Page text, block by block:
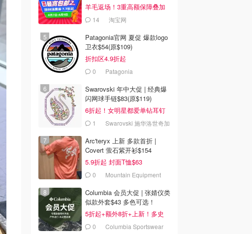
羊毛返场！3重高额保障叠加
14 淘宝网
Patagonia官网 夏促 爆款logo
卫衣$54(原$109)
折扣区4.9折起
0 Patagonia
Swarovski 年中大促 | 经典爆
闪网球手链$83(原$119)
6折起！女明星都爱单钻耳钉
$551
Swarovski 施华洛世奇加
Arc'teryx 上新 多款首折 |
Covert 萤石紫开衫$154
5.9折起 封面T恤$63
0
Mountain Equipment
Columbia 会员大促 | 张婧仪类
似款外套$43 多色可选！
5折起+额外8折+上新！多史
低！0
Columbia Sportswear